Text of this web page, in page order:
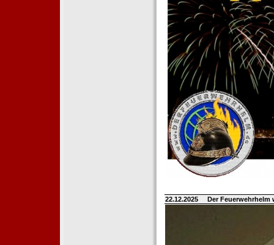
22.12.2025 Der